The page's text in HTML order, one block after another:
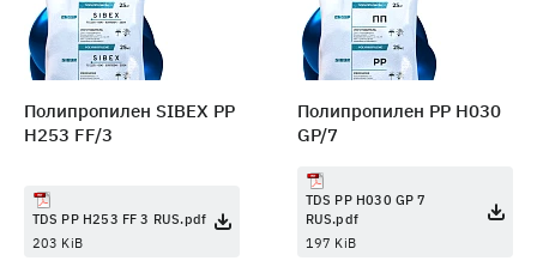
Полипропилен SIBEX PP
H253 FF/3
TDS PP H253 FF 3 RUS.pdf
203 KiB
Полипропилен PP H030
GP/7
TDS PP H030 GP 7
RUS.pdf
197 KiB